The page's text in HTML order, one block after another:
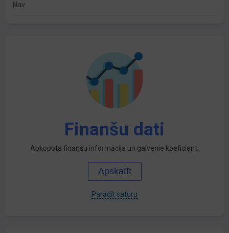
Nav
Finanšu dati
Apkopota finanšu informācija un galvenie koeficienti
Apskatīt
Parādīt saturu